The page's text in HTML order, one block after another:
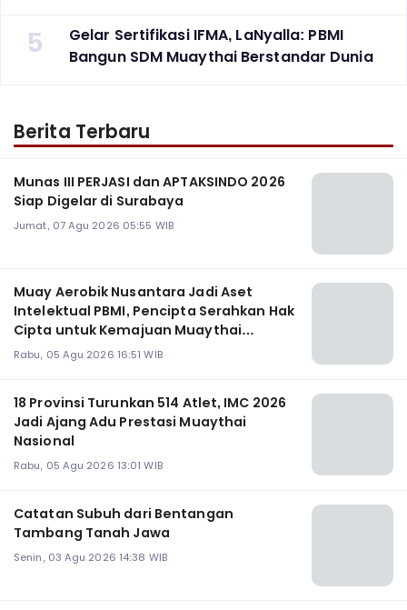
5
Gelar Sertifikasi IFMA, LaNyalla: PBMI
Bangun SDM Muaythai Berstandar Dunia
Berita Terbaru
Munas III PERJASI dan APTAKSINDO 2026
Siap Digelar di Surabaya
Jumat, 07 Agu 2026 05:55 WIB
Muay Aerobik Nusantara Jadi Aset
Intelektual PBMI, Pencipta Serahkan Hak
Cipta untuk Kemajuan Muaythai
Indonesia
Rabu, 05 Agu 2026 16:51 WIB
18 Provinsi Turunkan 514 Atlet, IMC 2026
Jadi Ajang Adu Prestasi Muaythai
Nasional
Rabu, 05 Agu 2026 13:01 WIB
Catatan Subuh dari Bentangan
Tambang Tanah Jawa
Senin, 03 Agu 2026 14:38 WIB